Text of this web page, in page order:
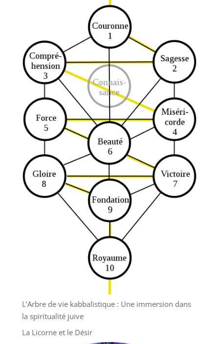
L’Arbre de vie kabbalistique : Une immersion dans
la spiritualité juive
La Licorne et le Désir